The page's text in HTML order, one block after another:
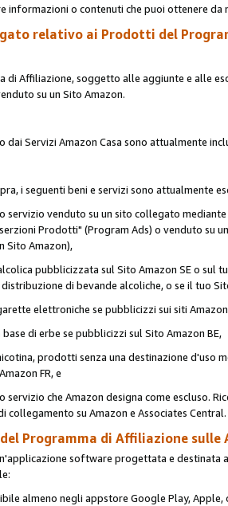
informazioni o contenuti che puoi ottenere da
relativo ai Prodotti del
di Affiliazione, soggetto alle aggiunte e alle
su un Sito Amazon.
dai Servizi Amazon Casa sono attualmente
i seguenti beni e servizi sono attualmente
servizio venduto su un sito collegato
Prodotti" (Program Ads) o venduto su
Sito Amazon),
pubblicizzata sul Sito Amazon SE o sul
di bevande alcoliche, o se il tuo
elettroniche se pubblicizzi sui siti Amazon
di erbe se pubblicizzi sul Sito Amazon BE,
prodotti senza una destinazione d'uso
FR, e
che Amazon designa come escluso.
collegamento su Amazon e Associates Central.
Programma di Affiliazione
software progettata e
almeno negli appstore Google Play, Apple,